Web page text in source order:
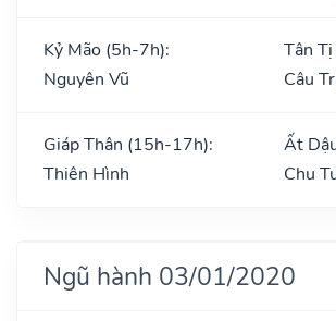
Kỷ Mão (5h-7h):
Nguyên Vũ
Tân
Câu
Giáp Thân (15h-17h):
Thiên Hình
Ất
Chu
Ngũ hành 03/01/2020